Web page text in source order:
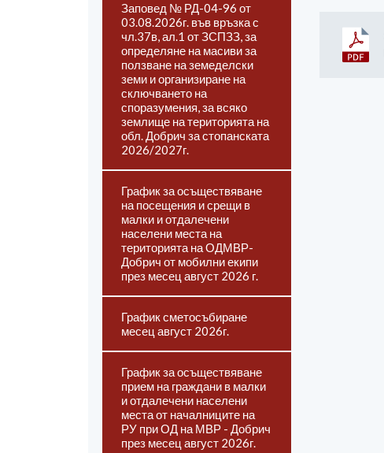
Заповед № РД-04-96 от
03.08.2026г. във връзка с
чл.37в, ал.1 от ЗСПЗЗ, за
определяне на масиви за
ползване на земеделски
земи и организиране на
сключването на
споразумения, за всяко
землище на територията на
обл. Добрич за стопанската
2026/2027г.
График за осъществяване
на посещения и срещи в
малки и отдалечени
населени места на
територията на ОДМВР-
Добрич от мобилни екипи
през месец август 2026 г.
График сметосъбиране
месец август 2026г.
График за осъществяване
прием на граждани в малки
и отдалечени населени
места от началниците на
РУ при ОД на МВР - Добрич
през месец август 2026г.